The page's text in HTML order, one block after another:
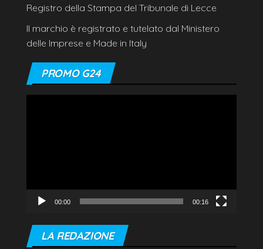
Registro della Stampa del Tribunale di Lecce
Il marchio è registrato e tutelato dal Ministero
delle Imprese e Made in Italy
PROMO G24
00:00 00:16
LA REDAZIONE